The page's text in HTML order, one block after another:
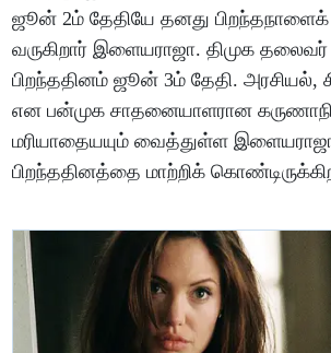
ஜூன் 2ம் தேதியே தனது
வருகிறார் இளையராஜா. திமுக தலைவர்
பிறந்ததினம் ஜூன் 3ம் தேதி. அரசியல்,
என பன்முக சாதனையாளரான
மரியாதையயும் வைத்துள்ள
பிறந்ததினத்தை மாற்றிக்